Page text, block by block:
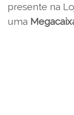
presente na
uma